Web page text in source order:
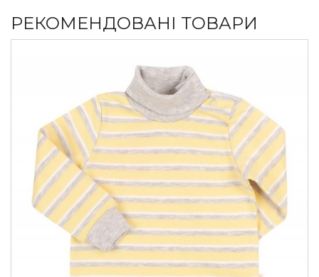
РЕКОМЕНДОВАНІ ТОВАРИ